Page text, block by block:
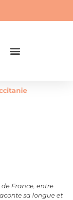
France, entre
sa longue et